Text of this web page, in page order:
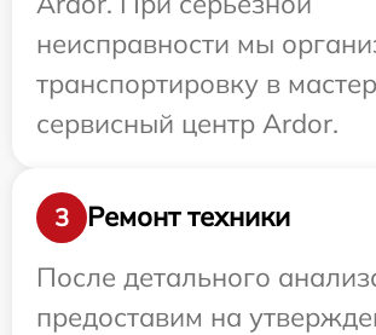
неисправности мы
транспортировку в
сервисный центр Ardor.
3
Ремонт техники
После детального
предоставим на